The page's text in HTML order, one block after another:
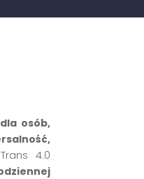
dla osób,
4.0